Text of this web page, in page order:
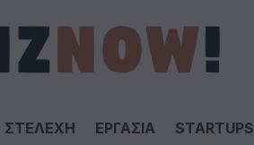
ΣΤΕΛΕΧΗ ΕΡΓΑΣΙΑ STARTUPS